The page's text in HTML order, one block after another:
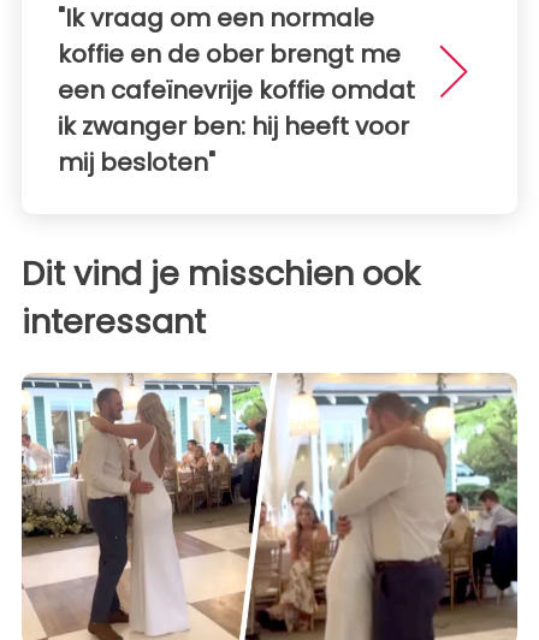
"Ik vraag om een ​​normale
koffie en de ober brengt me
een cafeïnevrije koffie omdat
ik zwanger ben: hij heeft voor
mij besloten"
Dit vind je misschien ook
interessant